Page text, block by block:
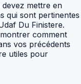
mettre en
qui sont pertinentes
Du Finistere.
comment
vos précédents
utiles pour